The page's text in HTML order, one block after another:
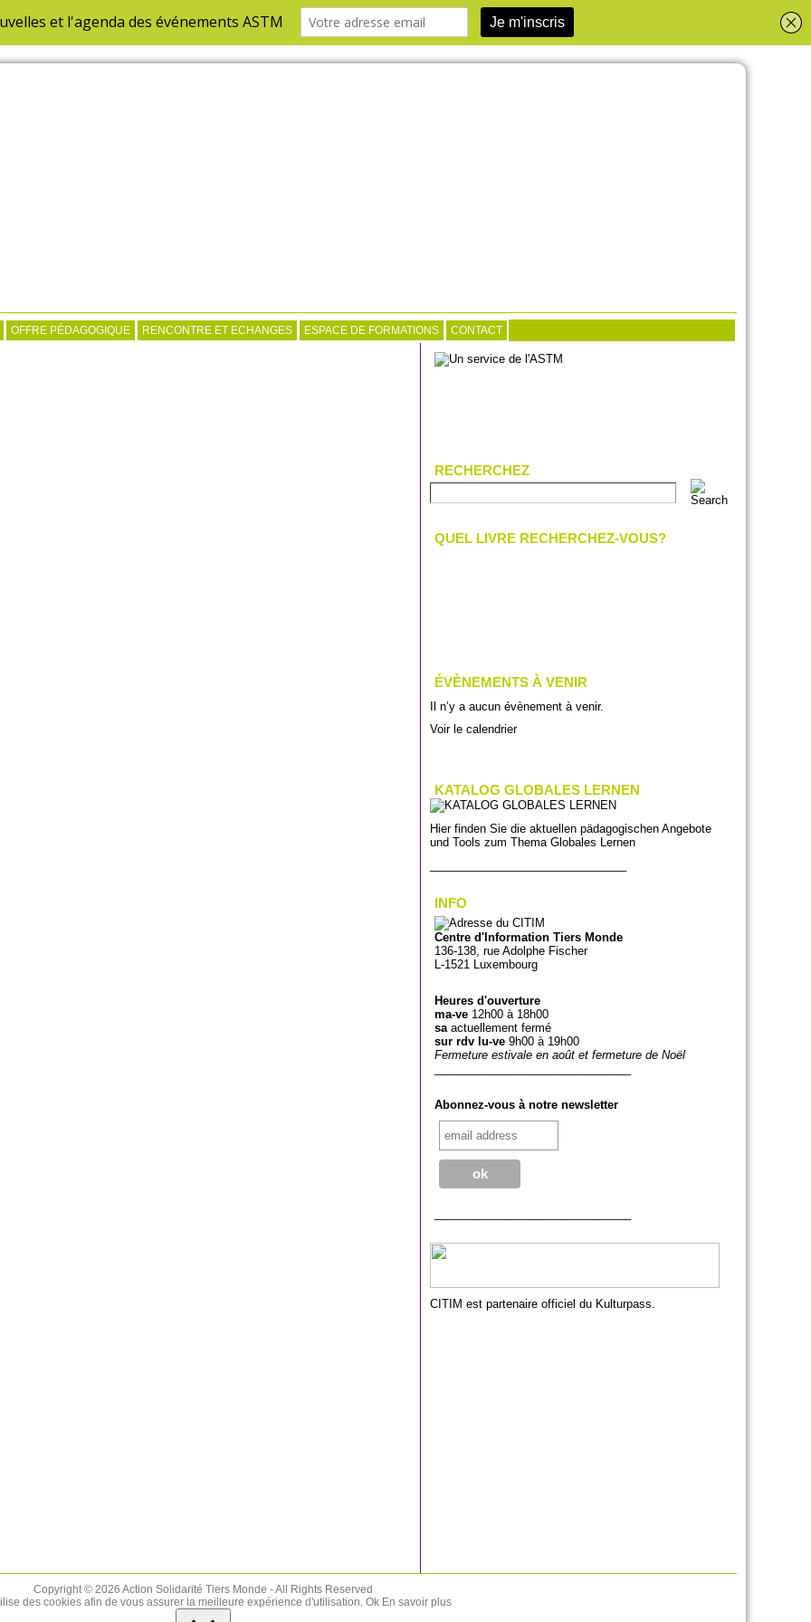
OFFRE PÉDAGOGIQUE RENCONTRE ET ECHANGES ESPACE DE FORMATIONS CONTACT
RECHERCHEZ
QUEL LIVRE RECHERCHEZ-VOUS?
ÉVÈNEMENTS À VENIR
Il n’y a aucun évènement à venir.
Voir le calendrier
KATALOG GLOBALES LERNEN
Hier finden Sie die aktuellen pädagogischen Angebote
und Tools zum Thema Globales Lernen
INFO
Centre d'Information Tiers Monde
136-138, rue Adolphe Fischer
L-1521 Luxembourg
Heures d'ouverture
ma-ve 12h00 à 18h00
saactuellement fermé
sur rdv lu-ve 9h00 à 19h00
Fermeture estivale en août et fermeture de Noël
Abonnez-vous à notre newsletter
CITIM est partenaire officiel du Kulturpass.
Copyright © 2026 Action Solidarité Tiers Monde - All Rights Reserved
des cookies afin de vous assurer la meilleure expérience d'utilisation. Ok En savoir plus